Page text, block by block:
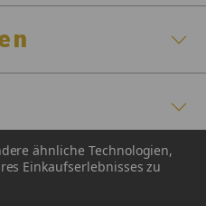
ähnliche Technologien,
Einkaufserlebnisses zu